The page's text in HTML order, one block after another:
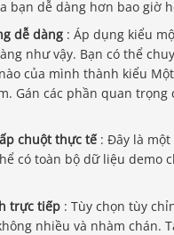
bạn dễ dàng hơn bao giờ
dễ dàng : Áp dụng kiểu
như vậy. Bạn có thể
của mình thành kiểu
Gán các phần quan trọng
chuột thực tế : Đây là
có toàn bộ dữ liệu demo
trực tiếp : Tùy chọn tùy
nhiều và nhàm chán.